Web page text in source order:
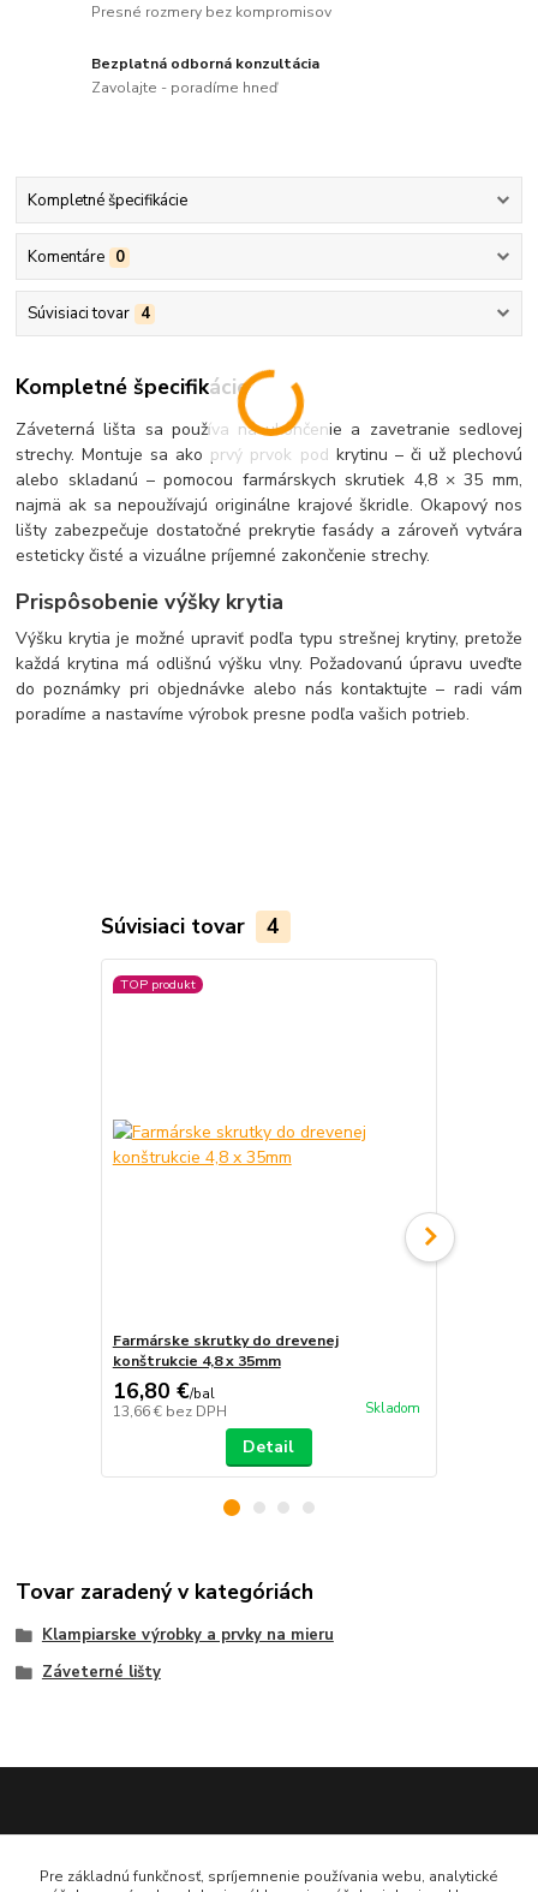
Presné rozmery bez kompromisov
Bezplatná odborná konzultácia
Zavolajte - poradíme hneď
Kompletné špecifikácie
Komentáre 0
Súvisiaci tovar 4
Kompletné špecifikácie
Záveterná lišta sa používa na ukončenie a zavetranie sedlovej
strechy. Montuje sa ako prvý prvok pod krytinu – či už plechovú
alebo skladanú – pomocou farmárskych skrutiek 4,8 × 35 mm,
najmä ak sa nepoužívajú originálne krajové škridle. Okapový nos
lišty zabezpečuje dostatočné prekrytie fasády a zároveň vytvára
esteticky čisté a vizuálne príjemné zakončenie strechy.
Prispôsobenie výšky krytia
Výšku krytia je možné upraviť podľa typu strešnej krytiny, pretože
každá krytina má odlišnú výšku vlny. Požadovanú úpravu uveďte
do poznámky pri objednávke alebo nás kontaktujte – radi vám
poradíme a nastavíme výrobok presne podľa vašich potrieb.
Súvisiaci tovar 4
TOP produkt
Farmárske skrutky do drevenej
konštrukcie 4,8 x 35mm
16,80 €/bal
13,66 € bez DPH Skladom
Detail
Tovar zaradený v kategóriách
Klampiarske výrobky a prvky na mieru
Záveterné lišty
0948 484 313
Pre základnú funkčnosť, spríjemnenie používania webu, analytické